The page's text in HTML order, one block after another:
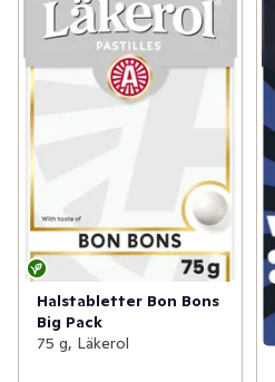
Halstabletter Bon Bons
Big Pack
75 g, Läkerol